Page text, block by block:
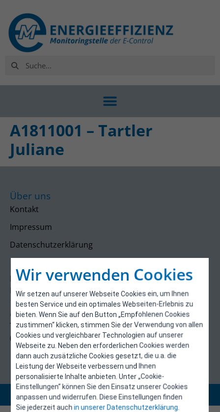
Wir verwenden Cookies
Wir setzen auf unserer Webseite Cookies ein, um Ihnen
besten Service und ein optimales Webseiten-Erlebnis zu
bieten. Wenn Sie auf den Button „Empfohlenen Cookies
zustimmen“ klicken, stimmen Sie der Verwendung von allen
Cookies und vergleichbarer Technologien auf unserer
Webseite zu. Neben den erforderlichen Cookies werden
dann auch zusätzliche Cookies gesetzt, die u.a. die
Leistung der Webseite verbessern und Ihnen
personalisierte Inhalte anbieten. Unter „Cookie-
Einstellungen“ können Sie den Einsatz unserer Cookies
anpassen und widerrufen. Diese Einstellungen finden
Sie jederzeit auchin unserer Datenschutzerklärung.
A1811001 – Tartler
Juliane
Über uns
Kontakt
Impressum
Datenschutzerklärung
Kontakt
E-Control
Rudolfsplatz 13a
1010 Wien
energieeffizienz@e-control.at
Tel +43 1 5324724
(Mo, Mi-Fr 09:30-12:30 Uhr)
Copyright 2026 © E-Control